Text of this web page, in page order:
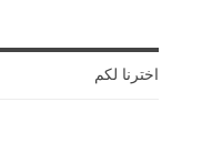
اخترنا لكم